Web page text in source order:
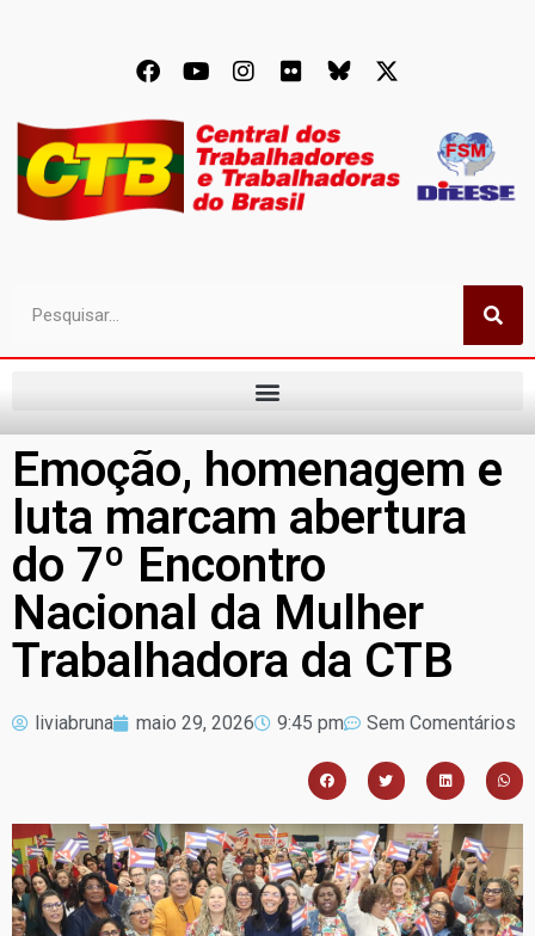
Emoção, homenagem e
luta marcam abertura
do 7º Encontro
Nacional da Mulher
Trabalhadora da CTB
liviabruna maio 29, 2026 9:45 pm Sem Comentários